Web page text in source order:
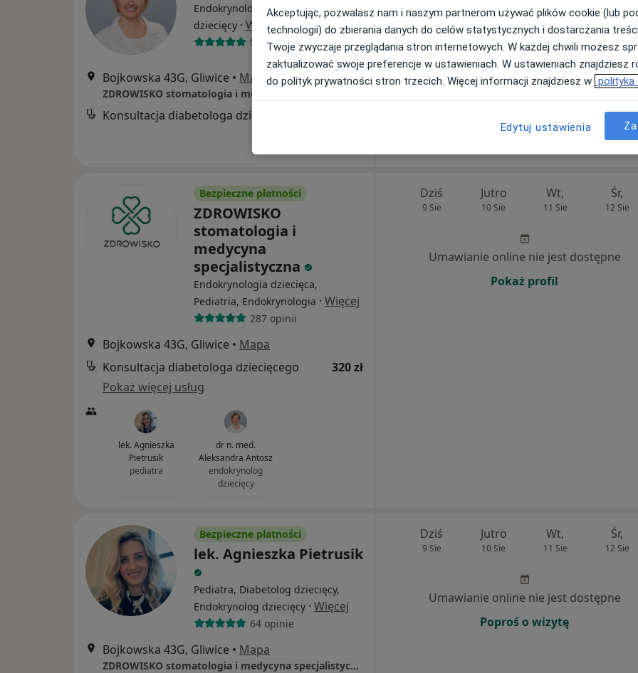
Endokrynolog dziecięcy, Diabetolog
dziecięcy · Więcej
58 opinii
Bojkowska 43G, Gliwice • Mapa
Konsultacja diabetologa dziecięcego
Umawianie online nie jest dostępne
Poproś o wizytę
Bezpieczne płatności
ZDROWISKO
stomatologia i
medycyna
specjalistyczna
Endokrynologia dziecięca,
Pediatria, Endokrynologia · Więcej
287 opinii
Bojkowska 43G, Gliwice • Mapa
Konsultacja diabetologa dziecięcego
320 zł
Pokaż więcej usług
lek. Agnieszka
Pietrusik
pediatra
dr n. med.
Aleksandra Antosz
endokrynolog
dziecięcy
Dziś
9 Sie
Jutro
10 Sie
Wt,
11 Sie
Śr,
12 Sie
Umawianie online nie jest dostępne
Pokaż profil
Bezpieczne płatności
lek. Agnieszka Pietrusik
Pediatra, Diabetolog dziecięcy,
Endokrynolog dziecięcy · Więcej
64 opinie
Bojkowska 43G, Gliwice • Mapa
ZDROWISKO stomatologia i medycyna specjalistyczna
Dziś
9 Sie
Jutro
10 Sie
Wt,
11 Sie
Śr,
12 Sie
Umawianie online nie jest dostępne
Poproś o wizytę
Akceptując, pozwalasz nam i naszym partnerom używać plików cookie (lub
technologii) do zbierania danych do celów statystycznych i dostarczania
Twoje zwyczaje przeglądania stron internetowych. W każdej chwili możesz
zaktualizować swoje preferencje w ustawieniach. W ustawieniach znajdziesz
do polityk prywatności stron trzecich. Więcej informacji znajdziesz w polityka
Edytuj ustawienia